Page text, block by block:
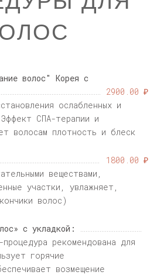
волос" Корея с
2900.00 ₽
ослабленных и
СПА-терапии и
волосам плотность и блеск
1800.00 ₽
веществами,
участки, увлажняет,
волос)
с укладкой:
рекомендована для
горячие
возмещение